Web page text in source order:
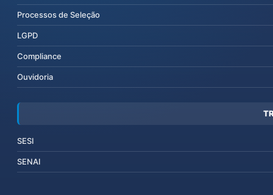
Processos de Seleção
LGPD
Compliance
Ouvidoria
SESI
SENAI